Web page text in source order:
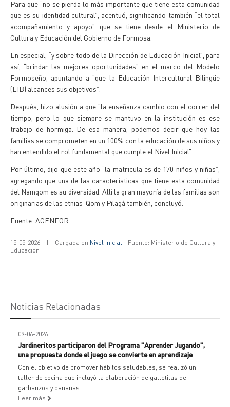
Para que “no se pierda lo más importante que tiene esta comunidad
que es su identidad cultural”, acentuó, significando también “el total
acompañamiento y apoyo” que se tiene desde el Ministerio de
Cultura y Educación del Gobierno de Formosa.
En especial, “y sobre todo de la Dirección de Educación Inicial”, para
así, “brindar las mejores oportunidades” en el marco del Modelo
Formoseño, apuntando a “que la Educación Intercultural Bilingüe
(EIB) alcances sus objetivos”.
Después, hizo alusión a que “la enseñanza cambio con el correr del
tiempo, pero lo que siempre se mantuvo en la institución es ese
trabajo de hormiga. De esa manera, podemos decir que hoy las
familias se comprometen en un 100% con la educación de sus niños y
han entendido el rol fundamental que cumple el Nivel Inicial”.
Por último, dijo que este año “la matricula es de 170 niños y niñas”,
agregando que una de las características que tiene esta comunidad
del Namqom es su diversidad. Allí la gran mayoría de las familias son
originarias de las etnias Qom y Pilagá también, concluyó.
Fuente: AGENFOR.
15-05-2026 | Cargada en Nivel Inicial - Fuente: Ministerio de Cultura y
Educación
Noticias Relacionadas
09-06-2026
Jardineritos participaron del Programa "Aprender Jugando",
una propuesta donde el juego se convierte en aprendizaje
Con el objetivo de promover hábitos saludables, se realizó un
taller de cocina que incluyó la elaboración de galletitas de
garbanzos y bananas.
Leer más